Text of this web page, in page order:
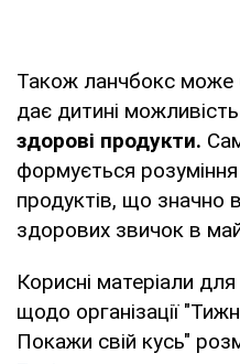
Також ланчбокс може
дає дитині можливість
здорові продукти.
формується
продуктів, що значно
здорових звичок в
Корисні матеріали
щодо організації
Покажи свій кусь"